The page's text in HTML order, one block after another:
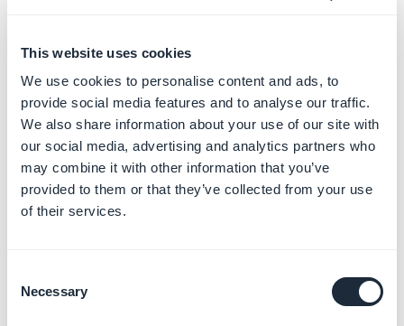
This website uses cookies
We use cookies to personalise content and ads, to
provide social media features and to analyse our traffic.
We also share information about your use of our site with
our social media, advertising and analytics partners who
may combine it with other information that you’ve
provided to them or that they’ve collected from your use
of their services.
Selection
Necessary
dessous lorsque vous ajoutez vos images à vos pubs.